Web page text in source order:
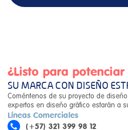
¿Listo para potenciar
SU MARCA CON DISEÑO
Coméntenos de su proyecto de
expertos en diseño gráfico estarán a
Líneas Comerciales
(+57) 321 399 98 12